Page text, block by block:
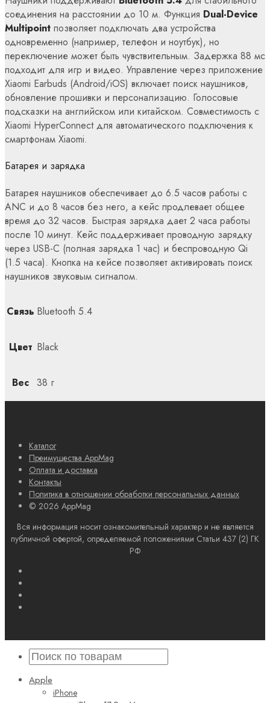
соединения на расстоянии до 10 м. Функция Dual-Device
Multipoint позволяет подключать два устройства
одновременно (например, телефон и ноутбук), но
переключение может быть чувствительным. Задержка 88 мс
подходит для игр и видео. Управление через приложение
Xiaomi Earbuds (Android/iOS) включает поиск наушников,
обновление прошивки и персонализацию. Голосовые
подсказки на английском или китайском. Совместимость с
Xiaomi HyperConnect для автоматического подключения к
смартфонам Xiaomi.
Батарея и зарядка
Батарея наушников обеспечивает до 6.5 часов работы с
ANC и до 8 часов без него, а кейс продлевает общее
время до 32 часов. Быстрая зарядка дает 2 часа работы
после 10 минут. Кейс поддерживает проводную зарядку
через USB-C (полная зарядка 1 час) и беспроводную Qi
(1.5 часа). Кнопка на кейсе позволяет активировать поиск
наушников звуковым сигналом.
Связь Bluetooth 5.4
Цвет Black
Вес 38 г
Каталог
Преимущества AppMag
Оплата и доставка
Контакты
Политика в отношении обработки персональных данных
© 2026 AppMag
Вся информация носит ознакомительный характер и не является
публичной офертой, определяемой положениями Статьи 437 (2) ГК
РФ
Apple
iPhone